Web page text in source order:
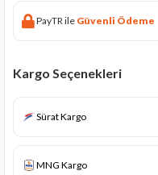
PayTR ile Güvenli Ödeme
Kargo Seçenekleri
Sürat Kargo
MNG Kargo